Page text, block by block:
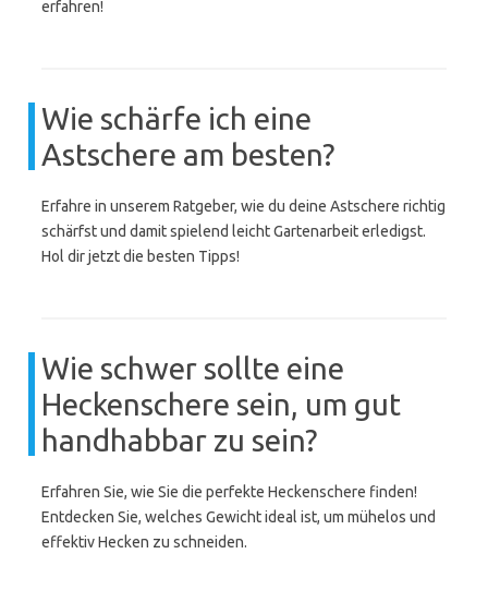
erfahren!
Wie schärfe ich eine
Astschere am besten?
Erfahre in unserem Ratgeber, wie du deine Astschere richtig
schärfst und damit spielend leicht Gartenarbeit erledigst.
Hol dir jetzt die besten Tipps!
Wie schwer sollte eine
Heckenschere sein, um gut
handhabbar zu sein?
Erfahren Sie, wie Sie die perfekte Heckenschere finden!
Entdecken Sie, welches Gewicht ideal ist, um mühelos und
effektiv Hecken zu schneiden.